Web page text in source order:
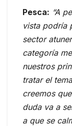
Pesca: “A
vista podría
sector
categoría
nuestros
tratar el
creemos
duda va a
a que se